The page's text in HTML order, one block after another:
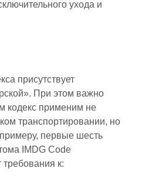
ухода и
присутствует
При этом важно
кодекс применим не
транспортировании, но
первые шесть
IMDG Code
к: